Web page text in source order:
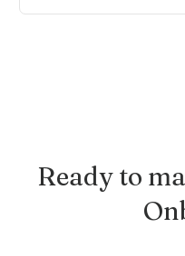
Ready to